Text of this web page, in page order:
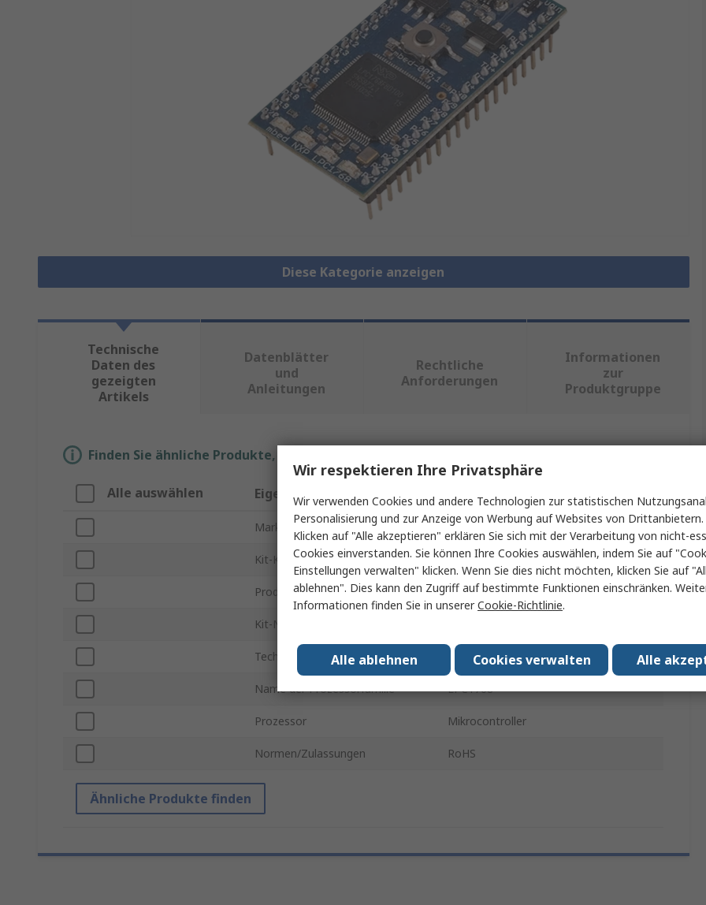
Diese Kategorie anzeigen
Technische
Daten des
gezeigten
Artikels
Datenblätter
und
Anleitungen
Rechtliche
Anforderungen
Informationen
zur
Produktgruppe
Finden Sie ähnliche Produkte, indem Sie ein oder mehrere Eigenschaften auswählen.
Alle auswählen Eigenschaft Wert
Marke NXP
Kit-Klassifizierung Entwicklungsboard
Produkt Typ Entwicklungstool Microcontroller
Kit-Name
Technologie Entwicklungskit
Name der Prozessorfamilie LPC1768
Prozessor Mikrocontroller
Normen/Zulassungen RoHS
Ähnliche Produkte finden
Wir respektieren Ihre Privatsphäre
Wir verwenden Cookies und andere Technologien zur statistischen
Personalisierung und zur Anzeige von Werbung auf Websites von
Klicken auf "Alle akzeptieren" erklären Sie sich mit der Verarbeitung von nicht-
Cookies einverstanden. Sie können Ihre Cookies auswählen, indem Sie auf
Einstellungen verwalten" klicken. Wenn Sie dies nicht möchten, klicken Sie auf
ablehnen". Dies kann den Zugriff auf bestimmte Funktionen einschränken.
Informationen finden Sie in unsererCookie-Richtlinie.
Alle
Cookies verwalten
Alle ablehnen